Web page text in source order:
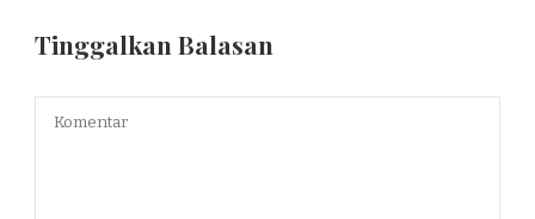
Tinggalkan Balasan